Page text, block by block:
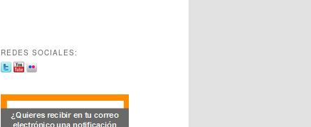
REDES SOCIALES: